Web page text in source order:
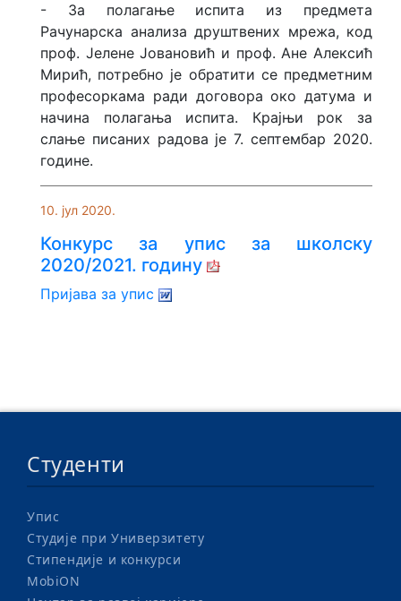
- За полагање испита из предмета
Рачунарска анализа друштвених мрежа, код
проф. Јелене Јовановић и проф. Ане Алексић
Мирић, потребно је обратити се предметним
професоркама ради договора око датума и
начина полагања испита. Крајњи рок за
слање писаних радова је 7. септембар 2020.
године.
10. јул 2020.
Конкурс за упис за школску
2020/2021. годину
Пријава за упис
Студенти
Упис
Студије при Универзитету
Стипендије и конкурси
MobiON